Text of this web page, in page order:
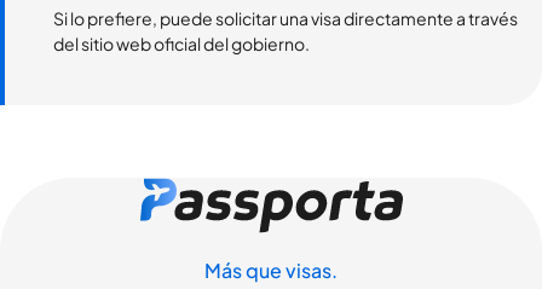
Si lo prefiere, puede solicitar una visa directamente a través
del sitio web oficial del gobierno.
Más que visas.